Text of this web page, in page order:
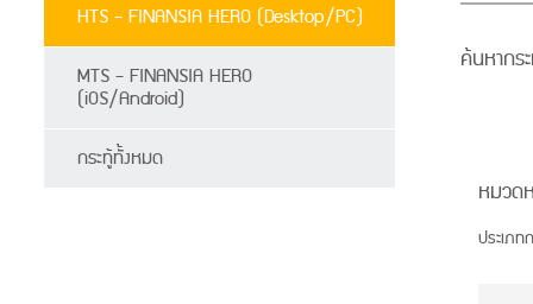
HTS - FINANSIA HERO (Desktop/PC)
MTS - FINANSIA HERO
(iOS/Android)
กระทู้ทั้งหมด
ค้นหากร
หมวด
ประเภท